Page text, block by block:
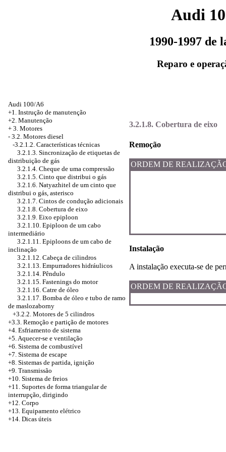
Audi
1990-1997 de
Reparo e
Audi 100/A6
+1. Instrução de manutenção
+2. Manutenção
+ 3. Motores
- 3.2. Motores diesel
-3.2.1.2. Características técnicas
3.2.1.3. Sincronização de etiquetas de
distribuição de gás
3.2.1.4. Cheque de uma compressão
3.2.1.5. Cinto que distribui o gás
3.2.1.6. Natyazhitel de um cinto que
distribui o gás, asterisco
3.2.1.7. Cintos de condução adicionais
3.2.1.8. Cobertura de eixo
3.2.1.9. Eixo epiploon
3.2.1.10. Epiploon de um cabo
intermediário
3.2.1.11. Epiploons de um cabo de
inclinação
3.2.1.12. Cabeça de cilindros
3.2.1.13. Empurradores hidráulicos
3.2.1.14. Pêndulo
3.2.1.15. Fastenings do motor
3.2.1.16. Catre de óleo
3.2.1.17. Bomba de óleo e tubo de ramo
de maslozaborny
+3.2.2. Motores de 5 cilindros
+3.3. Remoção e partição de motores
+4. Esfriamento de sistema
+5. Aquecer-se e ventilação
+6. Sistema de combustível
+7. Sistema de escape
+8. Sistemas de partida, ignição
+9. Transmissão
+10. Sistema de freios
+11. Suportes de forma triangular de
interrupção, dirigindo
+12. Corpo
+13. Equipamento elétrico
+14. Dicas úteis
3.2.1.8. Cobertura de eixo
Remoção
ORDEM DE
Instalação
A instalação executa-se de
ORDEM DE